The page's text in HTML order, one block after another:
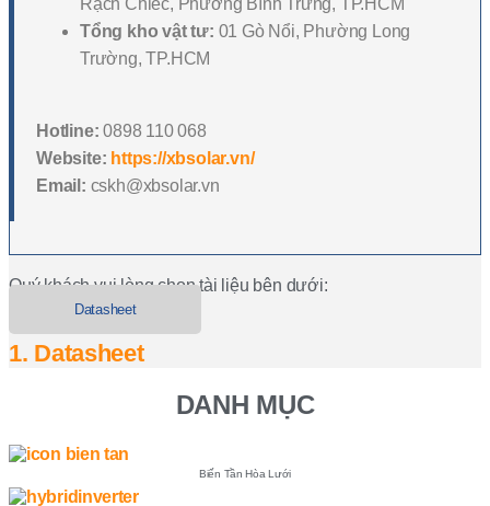
Tổng kho vật tư: 01 Gò Nổi, Phường Long
Trường, TP.HCM
Hotline: 0898 110 068
Website: https://xbsolar.vn/
Email: cskh@xbsolar.vn
Quý khách vui lòng chọn tài liệu bên dưới:
Datasheet
1. Datasheet
DANH MỤC
Biến Tần Hòa Lưới